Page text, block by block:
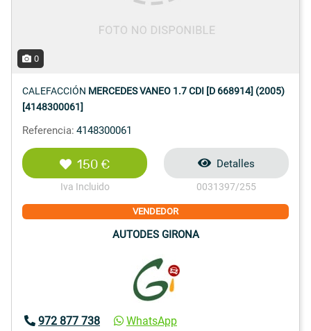
0
CALEFACCIÓN MERCEDES VANEO 1.7 CDI [D 668914] (2005)
[4148300061]
Referencia: 4148300061
150 €
Iva Incluido
Detalles
0031397/255
VENDEDOR
AUTODES GIRONA
972 877 738
WhatsApp